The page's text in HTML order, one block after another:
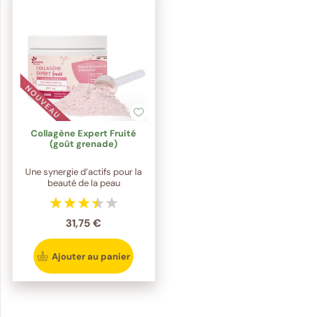
Collagène Expert Fruité
(goût grenade)
Une synergie d’actifs pour la
beauté de la peau
31,75 €
Ajouter au panier